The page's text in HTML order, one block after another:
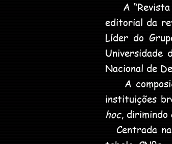
A “Revista
editorial da
Líder do
Universidade
Nacional de
A
instituições
hoc, dirimindo
Centrada